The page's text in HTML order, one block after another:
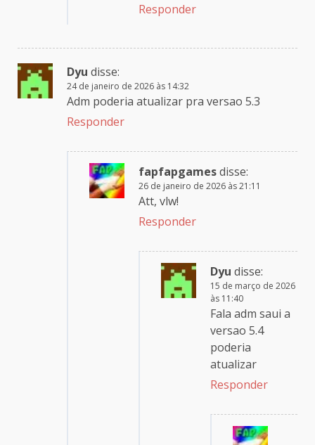
Responder
Dyu disse:
24 de janeiro de 2026 às 14:32
Adm poderia atualizar pra versao 5.3
Responder
fapfapgamesdisse:
26 de janeiro de 2026 às 21:11
Att, vlw!
Responder
Dyu disse:
15 de março de 2026
às 11:40
Fala adm saui a
versao 5.4
poderia
atualizar
Responder